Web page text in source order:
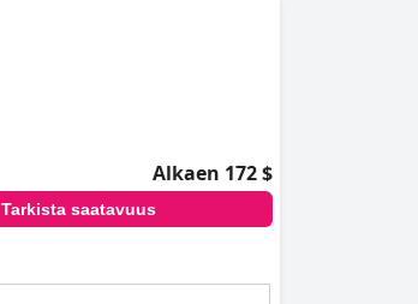
Alkaen 172 $
Tarkista saatavuus